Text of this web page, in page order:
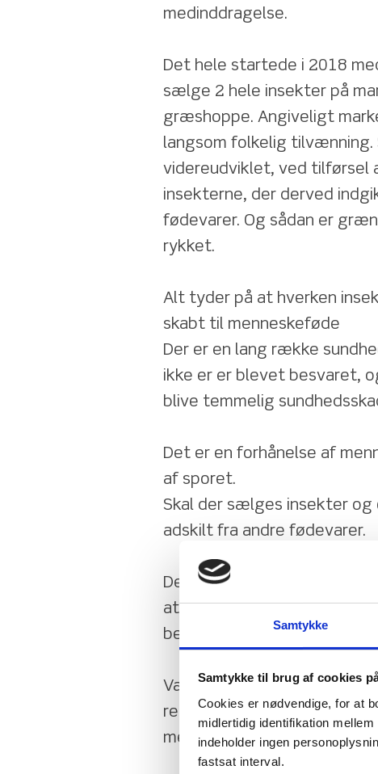
Samtykke
Samtykke til brug af cookies
Cookies er nødvendige, for at
midlertidig identifikation
indeholder ingen
fastsat interval.
medinddragelse.
Det hele startede i 2018
sælge 2 hele insekter på
græshoppe. Angiveligt
langsom folkelig
videreudviklet, ved tilførsel
insekterne, der derved
fødevarer. Og sådan er
rykket.
Alt tyder på at hverken
skabt til menneskeføde
Der er en lang række
ikke er er blevet besvaret,
blive temmelig
Det er en forhånelse af
af sporet.
Skal der sælges insekter
adskilt fra andre fødevarer.
Derfor denne
at stoppe deres hovedløse
bestemmelser.
Vær med til at give et klart
regeringen om, at vi
melorme iblandet vores